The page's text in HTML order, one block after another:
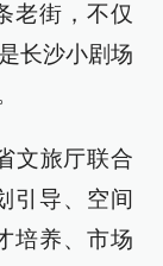
老街，不仅
长沙小剧场
文旅厅联合
引导、空间
培养、市场